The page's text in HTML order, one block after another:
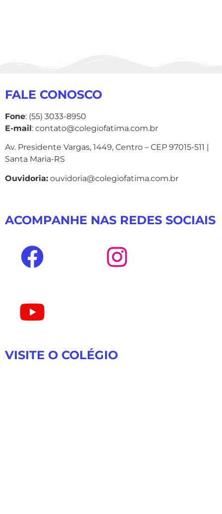
FALE CONOSCO
Fone: (55) 3033-8950
E-mail: contato@colegiofatima.com.br
Av. Presidente Vargas, 1449, Centro – CEP 97015-511 |
Santa Maria-RS
Ouvidoria: ouvidoria@colegiofatima.com.br
ACOMPANHE NAS REDES SOCIAIS
VISITE O COLÉGIO